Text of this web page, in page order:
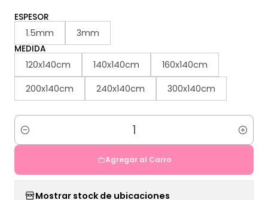
ESPESOR
1.5mm 3mm
MEDIDA
120x140cm 140x140cm
160x140cm
200x140cm
240x140cm 300x140cm
Cantidad
Agregar al Carro
Mostrar stock de ubicaciones